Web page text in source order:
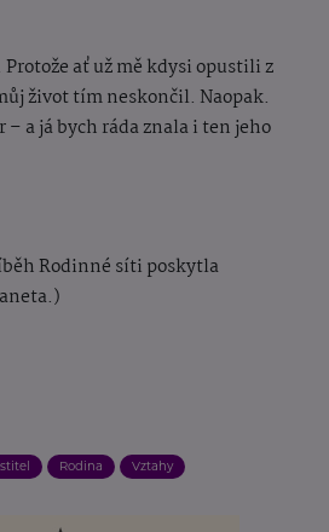
ať už mě kdysi opustili z
život tím neskončil. Naopak.
a já bych ráda znala i ten jeho
Rodinné síti poskytla
Rodina Vztahy